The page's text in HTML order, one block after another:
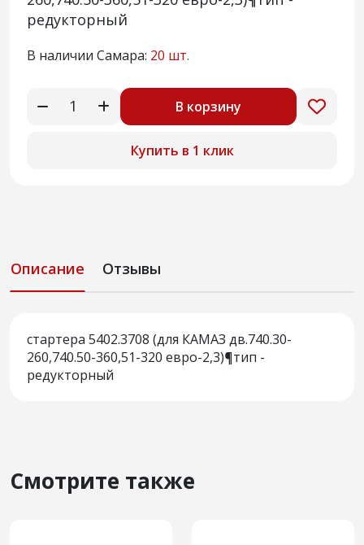
редукторный
В наличии Самара: 20 шт.
В корзину
Купить в 1 клик
Описание Отзывы
стартера 5402.3708 (для КАМАЗ дв.740.30-
260,740.50-360,51-320 евро-2,3)¶тип -
редукторный
Смотрите также